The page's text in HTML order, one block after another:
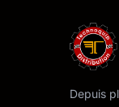
Depuis